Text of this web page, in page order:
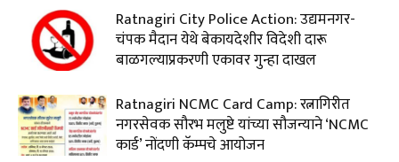
Ratnagiri City Police Action: उद्यमनगर-
चंपक मैदान येथे बेकायदेशीर विदेशी दारू
बाळगल्याप्रकरणी एकावर गुन्हा दाखल
Ratnagiri NCMC Card Camp: रत्नागिरीत
नगरसेवक सौरभ मलुष्टे यांच्या सौजन्याने ‘NCMC
कार्ड’ नोंदणी कॅम्पचे आयोजन